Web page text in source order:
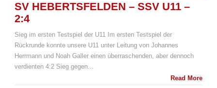
SV HEBERTSFELDEN – SSV U11 –
2:4
Sieg im ersten Testspiel der U11 Im ersten Testspiel der
Rückrunde konnte unsere U11 unter Leitung von Johannes
Herrmann und Noah Galler einen überraschenden, aber dennoch
verdienten 4:2 Sieg gegen…
Read More